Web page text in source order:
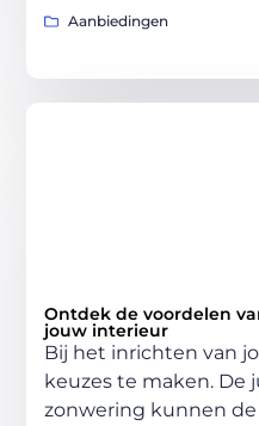
Aanbiedingen
Ontdek de voordelen
jouw interieur
Bij het inrichten van
keuzes te maken. De
zonwering kunnen